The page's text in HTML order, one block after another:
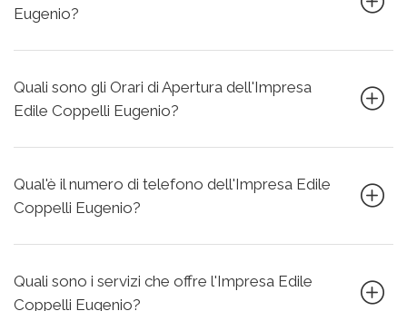
Eugenio?
Quali sono gli Orari di Apertura dell'Impresa
Edile Coppelli Eugenio?
Qual'è il numero di telefono dell'Impresa Edile
Coppelli Eugenio?
Quali sono i servizi che offre l'Impresa Edile
Coppelli Eugenio?